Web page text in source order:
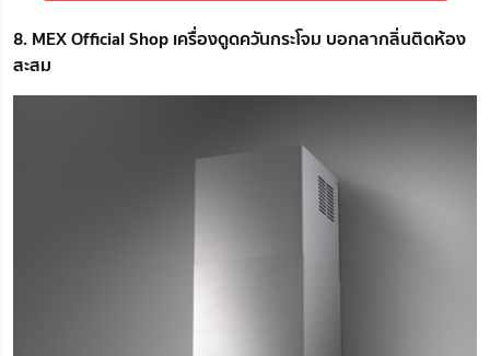
8. MEX Official Shop เครื่องดูดควันกระโจม บอกลากลิ่นติดห้อง
สะสม